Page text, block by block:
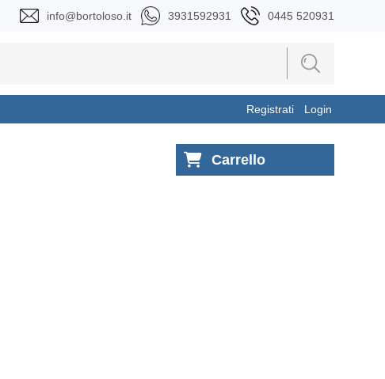
info@bortoloso.it 3931592931 0445 520931
Registrati Login
Carrello